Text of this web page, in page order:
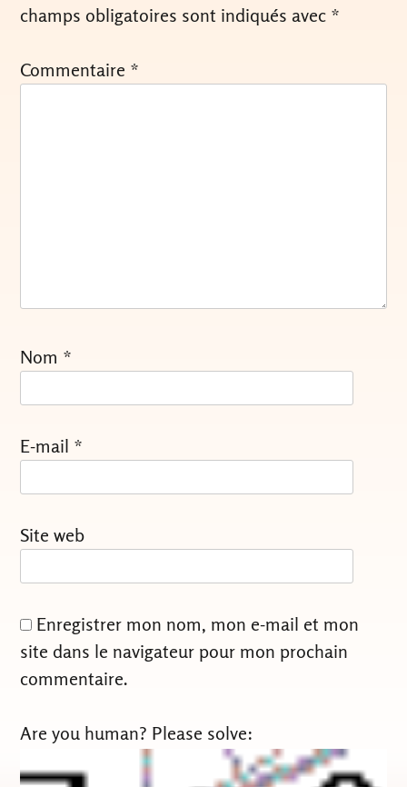
champs obligatoires sont indiqués avec *
Commentaire *
Nom *
E-mail *
Site web
Enregistrer mon nom, mon e-mail et mon
site dans le navigateur pour mon prochain
commentaire.
Are you human? Please solve: